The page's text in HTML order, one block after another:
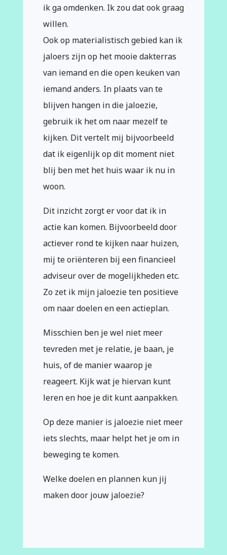
ik ga omdenken. Ik zou dat ook graag
willen.
Ook op materialistisch gebied kan ik
jaloers zijn op het mooie dakterras
van iemand en die open keuken van
iemand anders. In plaats van te
blijven hangen in die jaloezie,
gebruik ik het om naar mezelf te
kijken. Dit vertelt mij bijvoorbeeld
dat ik eigenlijk op dit moment niet
blij ben met het huis waar ik nu in
woon.
Dit inzicht zorgt er voor dat ik in
actie kan komen. Bijvoorbeeld door
actiever rond te kijken naar huizen,
mij te oriënteren bij een financieel
adviseur over de mogelijkheden etc.
Zo zet ik mijn jaloezie ten positieve
om naar doelen en een actieplan.
Misschien ben je wel niet meer
tevreden met je relatie, je baan, je
huis, of de manier waarop je
reageert. Kijk wat je hiervan kunt
leren en hoe je dit kunt aanpakken.
Op deze manier is jaloezie niet meer
iets slechts, maar helpt het je om in
beweging te komen.
Welke doelen en plannen kun jij
maken door jouw jaloezie?